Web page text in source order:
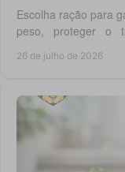
Escolha ração para
peso, proteger o
26 de julho de 2026